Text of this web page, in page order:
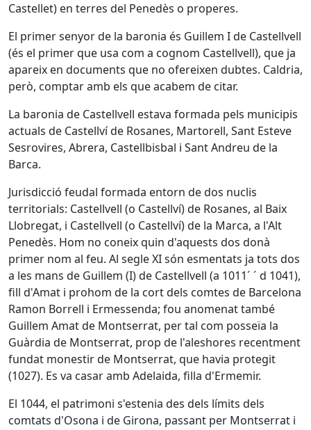
Castellet) en terres del Penedès o properes.
El primer senyor de la baronia és Guillem I de Castellvell
(és el primer que usa com a cognom Castellvell), que ja
apareix en documents que no ofereixen dubtes. Caldria,
però, comptar amb els que acabem de citar.
La baronia de Castellvell estava formada pels municipis
actuals de Castellví de Rosanes, Martorell, Sant Esteve
Sesrovires, Abrera, Castellbisbal i Sant Andreu de la
Barca.
Jurisdicció feudal formada entorn de dos nuclis
territorials: Castellvell (o Castellví) de Rosanes, al Baix
Llobregat, i Castellvell (o Castellví) de la Marca, a l'Alt
Penedès. Hom no coneix quin d'aquests dos donà
primer nom al feu. Al segle XI són esmentats ja tots dos
a les mans de Guillem (I) de Castellvell (a 1011´ ´ d 1041),
fill d'Amat i prohom de la cort dels comtes de Barcelona
Ramon Borrell i Ermessenda; fou anomenat també
Guillem Amat de Montserrat, per tal com posseïa la
Guàrdia de Montserrat, prop de l'aleshores recentment
fundat monestir de Montserrat, que havia protegit
(1027). Es va casar amb Adelaida, filla d'Ermemir.
El 1044, el patrimoni s'estenia des dels límits dels
comtats d'Osona i de Girona, passant per Montserrat i